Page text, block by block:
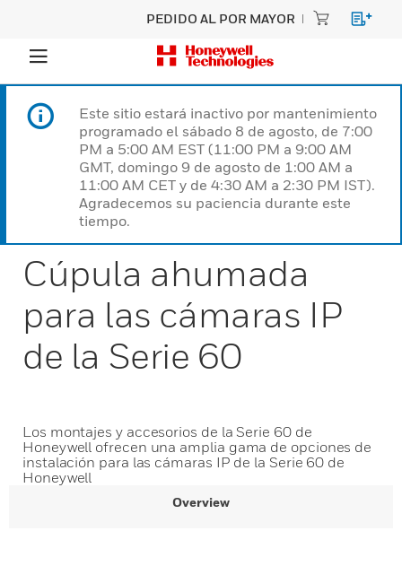
PEDIDO AL POR MAYOR
Este sitio estará inactivo por mantenimiento
programado el sábado 8 de agosto, de 7:00
PM a 5:00 AM EST (11:00 PM a 9:00 AM
GMT, domingo 9 de agosto de 1:00 AM a
11:00 AM CET y de 4:30 AM a 2:30 PM IST).
Agradecemos su paciencia durante este
tiempo.
Cúpula ahumada
para las cámaras IP
de la Serie 60
Los montajes y accesorios de la Serie 60 de
Honeywell ofrecen una amplia gama de opciones de
instalación para las cámaras IP de la Serie 60 de
Honeywell
Overview